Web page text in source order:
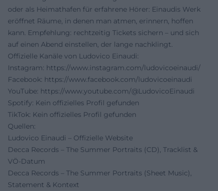
oder als Heimathafen für erfahrene Hörer: Einaudis Werk
eröffnet Räume, in denen man atmen, erinnern, hoffen
kann. Empfehlung: rechtzeitig Tickets sichern – und sich
auf einen Abend einstellen, der lange nachklingt.
Offizielle Kanäle von Ludovico Einaudi:
Instagram: https://www.instagram.com/ludovicoeinaudi/
Facebook: https://www.facebook.com/ludovicoeinaudi
YouTube: https://www.youtube.com/@LudovicoEinaudi
Spotify: Kein offizielles Profil gefunden
TikTok: Kein offizielles Profil gefunden
Quellen:
Ludovico Einaudi – Offizielle Website
Decca Records – The Summer Portraits (CD), Tracklist &
VÖ‑Datum
Decca Records – The Summer Portraits (Sheet Music),
Statement & Kontext